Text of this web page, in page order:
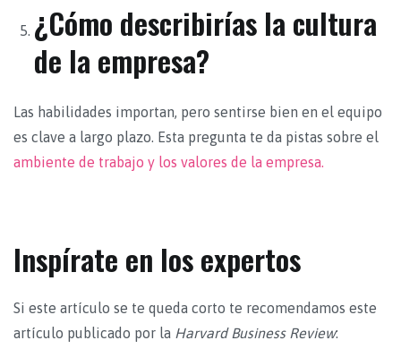
¿Cómo describirías la cultura
de la empresa?
Las habilidades importan, pero sentirse bien en el equipo
es clave a largo plazo. Esta pregunta te da pistas sobre el
ambiente de trabajo y los valores de la empresa.
Inspírate en los expertos
Si este artículo se te queda corto te recomendamos este
artículo publicado por la Harvard Business Review: